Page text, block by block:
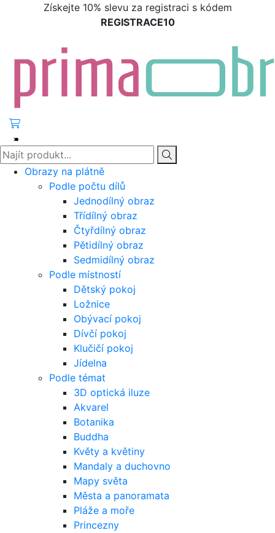
Získejte 10% slevu za registraci s kódem
REGISTRACE10
Obrazy na plátně
Podle počtu dílů
Jednodílný obraz
Třídílný obraz
Čtyřdílný obraz
Pětidílný obraz
Sedmidílný obraz
Podle místností
Dětský pokoj
Ložnice
Obývací pokoj
Dívčí pokoj
Klučičí pokoj
Jídelna
Podle témat
3D optická iluze
Akvarel
Botanika
Buddha
Květy a květiny
Mandaly a duchovno
Mapy světa
Města a panoramata
Pláže a moře
Princezny